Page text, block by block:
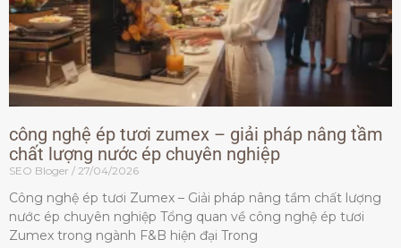
công nghệ ép tươi zumex – giải pháp nâng tầm
chất lượng nước ép chuyên nghiệp
SEO Bloger 27/04/2026
Công nghệ ép tươi Zumex – Giải pháp nâng tầm chất lượng
nước ép chuyên nghiệp Tổng quan về công nghệ ép tươi
Zumex trong ngành F&B hiện đại Trong